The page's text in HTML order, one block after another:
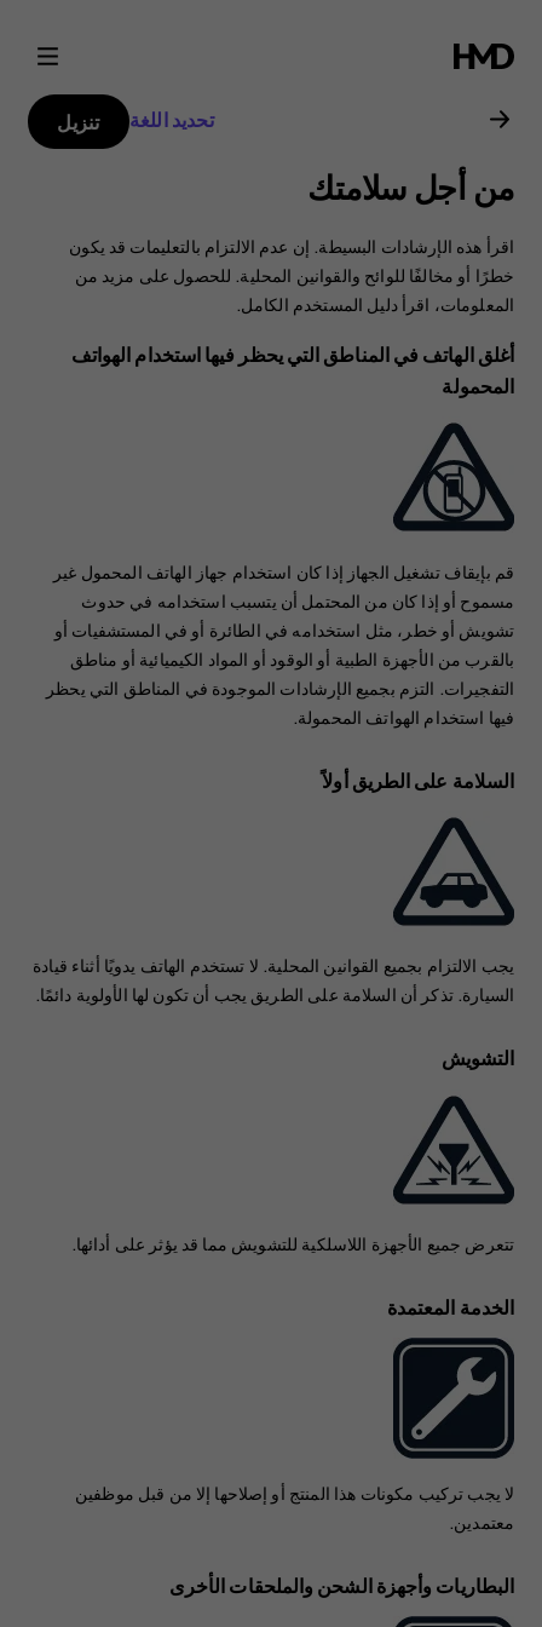
دليل
مستخدم
Nokia
G21
تحديد اللغة تنزيل
من أجل سلامتك
اقرأ هذه الإرشادات البسيطة. إن عدم الالتزام بالتعليمات قد يكون
خطرًا أو مخالفًا للوائح والقوانين المحلية. للحصول على مزيد من
المعلومات، اقرأ دليل المستخدم الكامل.
أغلق الهاتف في المناطق التي يحظر فيها استخدام الهواتف
المحمولة
قم بإيقاف تشغيل الجهاز إذا كان استخدام جهاز الهاتف المحمول غير
مسموح أو إذا كان من المحتمل أن يتسبب استخدامه في حدوث
تشويش أو خطر، مثل استخدامه في الطائرة أو في المستشفيات أو
بالقرب من الأجهزة الطبية أو الوقود أو المواد الكيميائية أو مناطق
التفجيرات. التزم بجميع الإرشادات الموجودة في المناطق التي يحظر
فيها استخدام الهواتف المحمولة.
السلامة على الطريق أولاً
يجب الالتزام بجميع القوانين المحلية. لا تستخدم الهاتف يدويًا أثناء قيادة
السيارة. تذكر أن السلامة على الطريق يجب أن تكون لها الأولوية دائمًا.
التشويش
تتعرض جميع الأجهزة اللاسلكية للتشويش مما قد يؤثر على أدائها.
الخدمة المعتمدة
لا يجب تركيب مكونات هذا المنتج أو إصلاحها إلا من قبل موظفين
معتمدين.
البطاريات وأجهزة الشحن والملحقات الأخرى